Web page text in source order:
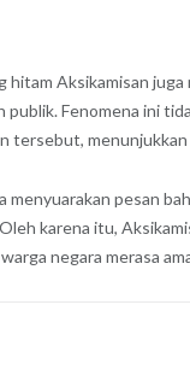
hitam Aksikamisan
publik. Fenomena ini
tersebut, menunjukkan
menyuarakan pesan
karena itu,
negara merasa